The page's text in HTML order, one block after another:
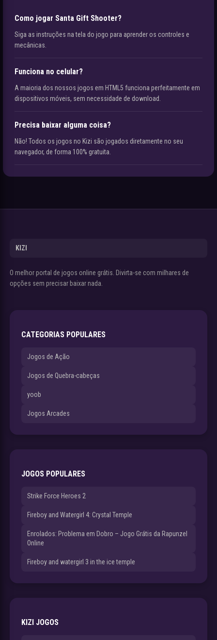
Como jogar Santa Gift Shooter?
Siga as instruções na tela do jogo para aprender os controles e
mecânicas.
Funciona no celular?
A maioria dos nossos jogos em HTML5 funciona perfeitamente em
dispositivos móveis, sem necessidade de download.
Precisa baixar alguma coisa?
Não! Todos os jogos no Kizi são jogados diretamente no seu
navegador, de forma 100% gratuita.
KIZI
O melhor portal de jogos online grátis. Divirta-se com milhares de
opções sem precisar baixar nada.
CATEGORIAS POPULARES
Jogos de Ação
Jogos de Quebra-cabeças
yoob
Jogos Arcades
JOGOS POPULARES
Strike Force Heroes 2
Fireboy and Watergirl 4: Crystal Temple
Enrolados: Problema em Dobro – Jogo Grátis da Rapunzel
Online
Fireboy and watergirl 3 in the ice temple
KIZI JOGOS